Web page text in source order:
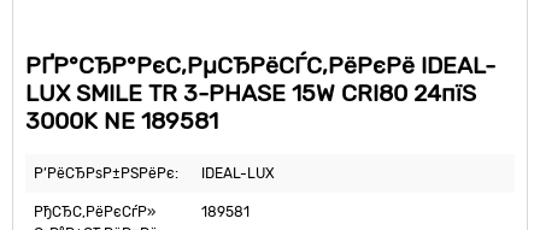
РҐР°СЂР°РєС‚РµСЂРёСЃС‚РёРєРё IDEAL-
LUX SMILE TR 3-PHASE 15W CRI80 24пїЅ
3000K NE 189581
Р’РёСЂРѕР±РЅРёРє: IDEAL-LUX
РђСЂС‚РёРєСѓР»
189581